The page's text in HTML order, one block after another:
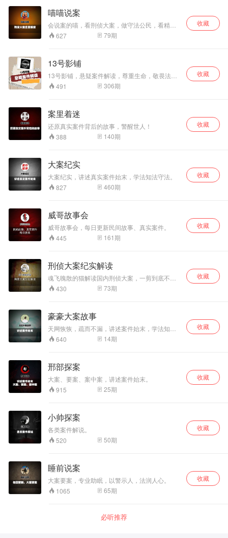
长，平步青云，直
达天听。都说官场
坎坷，人生渺渺，
凭什么他可以醉卧
美人膝，笑看风云
场风流？把酒风含
笑。
喵喵说案
会说案的喵，看刑侦大案，做守法公民，看精彩
故事，懂法律常识。
627 79期
收藏
13号影铺
13号影铺，悬疑案件解读，尊重生命，敬畏法
律。491 306期
收藏
案里着迷
还原真实案件背后的故事，警醒世人！
388
140期
收藏
大案纪实
大案纪实，讲述真实案件始末，学法知法守法。
827
460期
收藏
威哥故事会
威哥故事会，每日更新民间故事、真实案件。
445
161期
收藏
刑侦大案纪实解读
魂飞魄散的猫解读国内刑侦大案，一剪到底不啰
嗦，让你身临现场。
430 73期
收藏
豪豪大案故事
天网恢恢，疏而不漏，讲述案件始末，学法知法
懂法。以案为鉴，警钟长鸣！
640 14期
收藏
邢部探案
大案、要案、案中案，讲述案件始末。
915
25期
收藏
小帅探案
各类案件解说。
520
50期
收藏
睡前说案
大案要案，专业助眠，以警示人，法润人心。
1065
65期
收藏
必听推荐